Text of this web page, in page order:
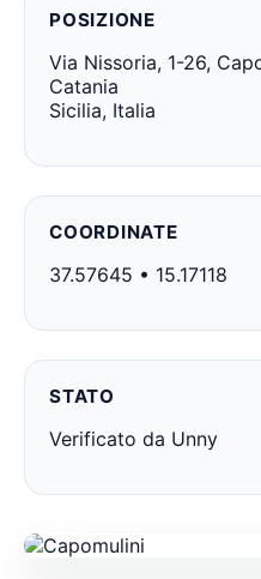
POSIZIONE
Via Nissoria, 1-26,
Catania
Sicilia, Italia
COORDINATE
37.57645 • 15.17118
STATO
Verificato da Unny